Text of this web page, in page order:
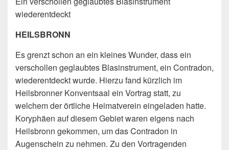
wiederentdeckt
HEILSBRONN
Es grenzt schon an ein kleines Wunder, dass ein
verschollen geglaubtes Blasinstrument, ein Contradon,
wiederentdeckt wurde. Hierzu fand kürzlich im
Heilsbronner Konventsaal ein Vortrag statt, zu
welchem der örtliche Heimatverein eingeladen hatte.
Koryphäen auf diesem Gebiet waren eigens nach
Heilsbronn gekommen, um das Contradon in
Augenschein zu nehmen. Zu den Vortragenden